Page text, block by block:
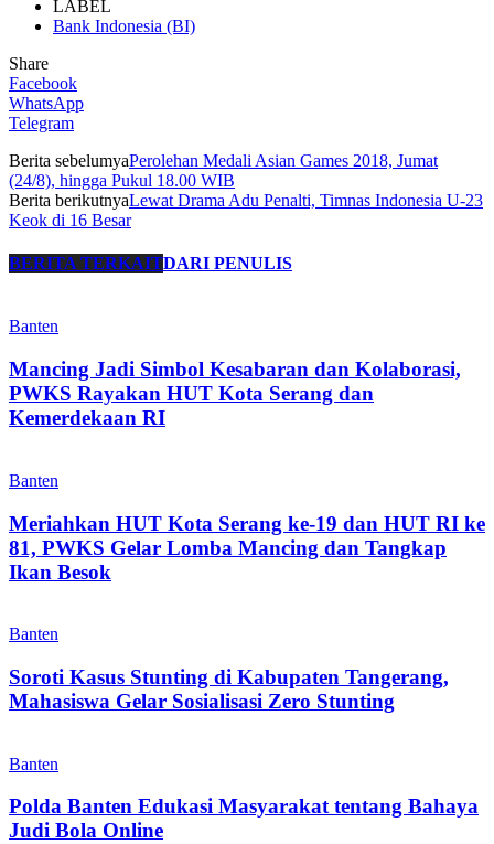
LABEL
Bank Indonesia (BI)
Share
Facebook
WhatsApp
Telegram
Berita sebelumyaPerolehan Medali Asian Games 2018, Jumat
(24/8), hingga Pukul 18.00 WIB
Berita berikutnyaLewat Drama Adu Penalti, Timnas Indonesia U-23
Keok di 16 Besar
BERITA TERKAITDARI PENULIS
Banten
Mancing Jadi Simbol Kesabaran dan Kolaborasi,
PWKS Rayakan HUT Kota Serang dan
Kemerdekaan RI
Banten
Meriahkan HUT Kota Serang ke-19 dan HUT RI ke
81, PWKS Gelar Lomba Mancing dan Tangkap
Ikan Besok
Banten
Soroti Kasus Stunting di Kabupaten Tangerang,
Mahasiswa Gelar Sosialisasi Zero Stunting
Banten
Polda Banten Edukasi Masyarakat tentang Bahaya
Judi Bola Online